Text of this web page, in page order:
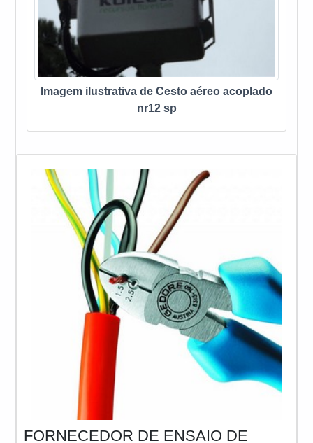
Imagem ilustrativa de Cesto aéreo acoplado
nr12 sp
FORNECEDOR DE ENSAIO DE